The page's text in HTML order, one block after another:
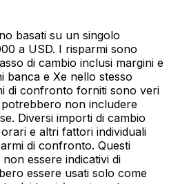
basati su un singolo
a USD. I risparmi sono
di cambio inclusi margini e
banca e Xe nello stesso
di confronto forniti sono veri
non includere
Diversi importi di cambio
e altri fattori individuali
di confronto. Questi
essere indicativi di
essere usati solo come